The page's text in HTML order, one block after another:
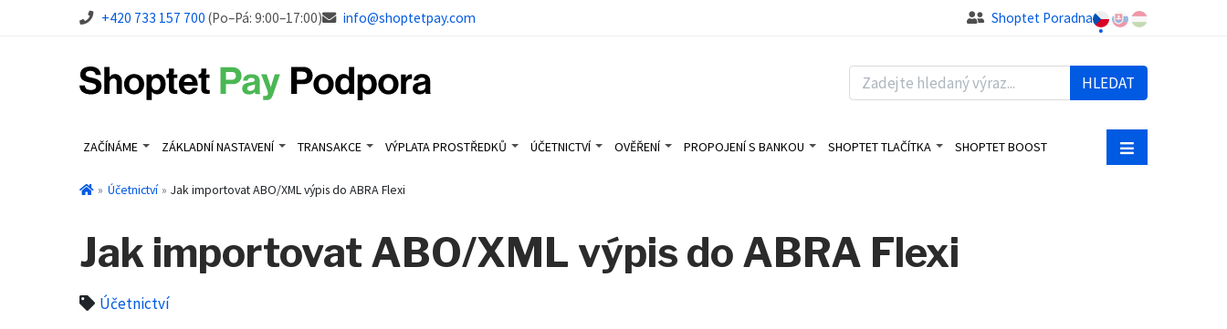
+420 733 157 700 (Po–Pá: 9:00–17:00) info@shoptetpay.com Shoptet Poradna
HLEDAT
ZAČÍNÁME ZÁKLADNÍ NASTAVENÍ TRANSAKCE VÝPLATA PROSTŘEDKŮ ÚČETNICTVÍ OVĚŘENÍ PROPOJENÍ S BANKOU SHOPTET TLAČÍTKA SHOPTET BOOST
Účetnictví Jak importovat ABO/XML výpis do ABRA Flexi
Jak importovat ABO/XML výpis do ABRA Flexi
Účetnictví